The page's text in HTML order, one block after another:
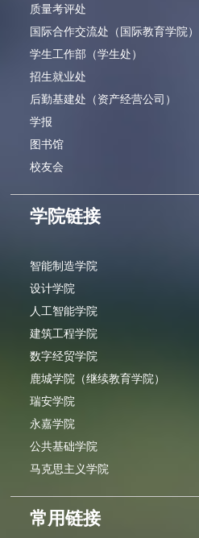
质量考评处
国际合作交流处（国际教育学院）
学生工作部（学生处）
招生就业处
后勤基建处（资产经营公司）
学报
图书馆
校友会
学院链接
智能制造学院
设计学院
人工智能学院
建筑工程学院
数字经贸学院
鹿城学院（继续教育学院）
瑞安学院
永嘉学院
公共基础学院
马克思主义学院
常用链接